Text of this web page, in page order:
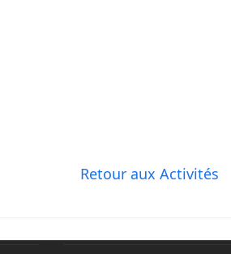
Retour aux Activités